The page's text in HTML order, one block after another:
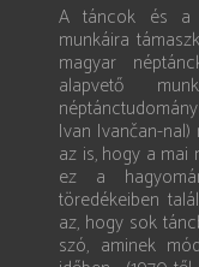
A táncok és a
munkáira
magyar
alapvető
Ivan Ivančan-
az is, hogy a mai
ez a
töredékeiben
az, hogy sok
szó, aminek